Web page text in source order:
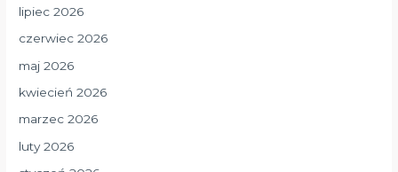
lipiec 2026
czerwiec 2026
maj 2026
kwiecień 2026
marzec 2026
luty 2026